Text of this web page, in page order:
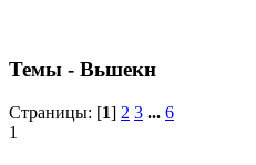
Темы - Вьшекн
Страницы: [1] 2 3 ... 6
1